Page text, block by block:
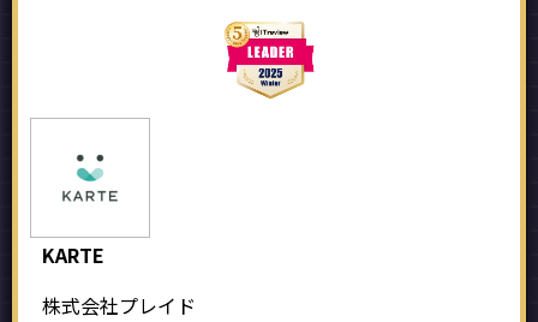
KARTE
株式会社プレイド